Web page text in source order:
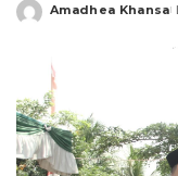
Posted
Amadhea Khansa